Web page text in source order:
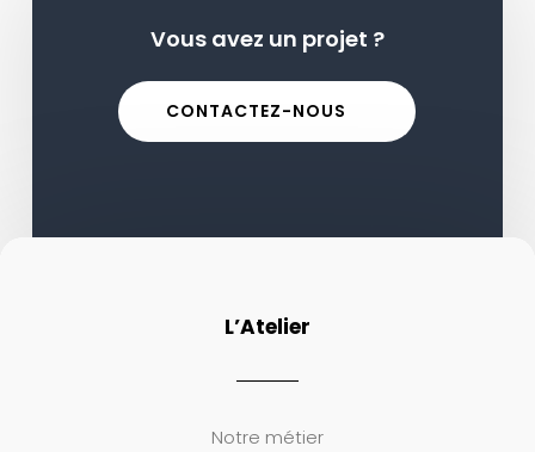
Vous avez un projet ?
CONTACTEZ-NOUS
L’Atelier
Notre métier